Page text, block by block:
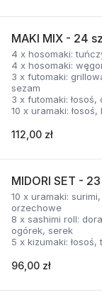
MAKI MIX - 24
4 x hosomaki:
4 x hosomaki:
3 x futomaki:
sezam
3 x futomaki:
10 x uramaki:
112,00 zł
MIDORI SET -
10 x uramaki:
orzechowe
8 x sashimi roll:
ogórek, serek
5 x kizumaki:
96,00 zł